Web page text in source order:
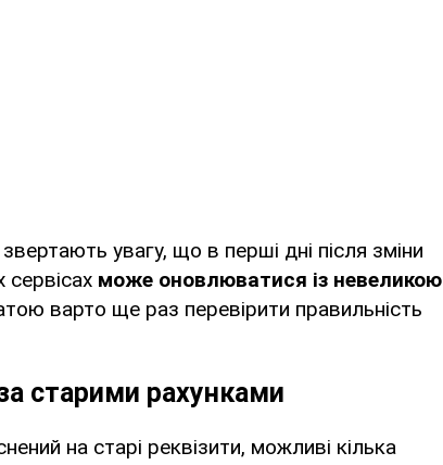
увагу, що в перші дні після зміни
сервісах може оновлюватися із невеликою
варто ще раз перевірити правильність
старими рахунками
на старі реквізити, можливі кілька